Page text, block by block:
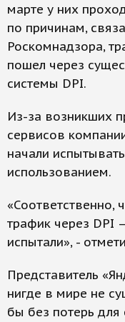
марте у них
по причинам,
Роскомнадзора,
пошел через
системы DPI.
Из-за возникших
сервисов
начали
использованием.
«Соответственно,
трафик через DPI
испытали», -
Представитель
нигде в мире не
бы без потерь для